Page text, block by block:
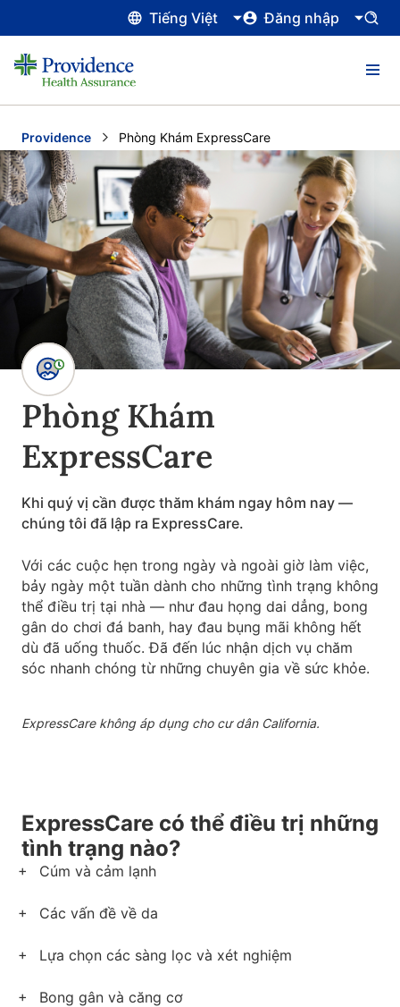
Tiếng Việt Đăng nhập
Providence Current:
Phòng Khám ExpressCare
Phòng Khám
ExpressCare
Khi quý vị cần được thăm khám ngay hôm nay —
chúng tôi đã lập ra ExpressCare.
Với các cuộc hẹn trong ngày và ngoài giờ làm việc,
bảy ngày một tuần dành cho những tình trạng không
thể điều trị tại nhà — như đau họng dai dẳng, bong
gân do chơi đá banh, hay đau bụng mãi không hết
dù đã uống thuốc. Đã đến lúc nhận dịch vụ chăm
sóc nhanh chóng từ những chuyên gia về sức khỏe.
ExpressCare không áp dụng cho cư dân California.
ExpressCare có thể điều trị những
tình trạng nào?
Cúm và cảm lạnh
Các vấn đề về da
Lựa chọn các sàng lọc và xét nghiệm
Bong gân và căng cơ